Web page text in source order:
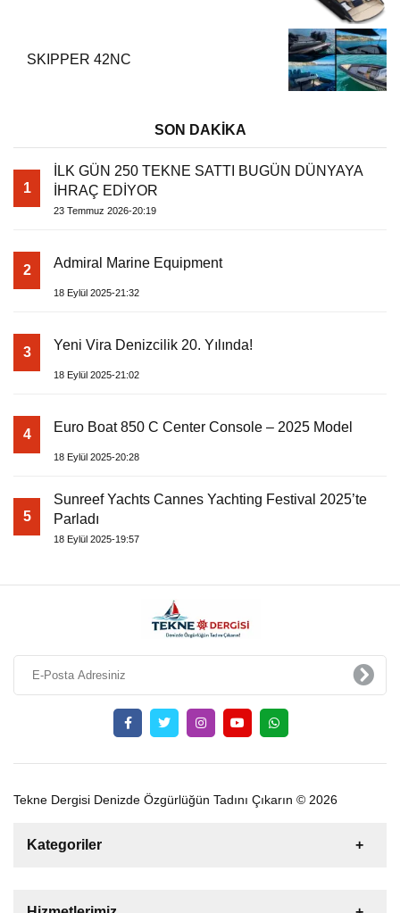
SKIPPER 42NC
SON DAKİKA
1
İLK GÜN 250 TEKNE SATTI BUGÜN DÜNYAYA
İHRAÇ EDİYOR
23 Temmuz 2026-20:19
2 Admiral Marine Equipment
18 Eylül 2025-21:32
3 Yeni Vira Denizcilik 20. Yılında!
18 Eylül 2025-21:02
4 Euro Boat 850 C Center Console – 2025 Model
18 Eylül 2025-20:28
5
Sunreef Yachts Cannes Yachting Festival 2025’te
Parladı
18 Eylül 2025-19:57
Tekne Dergisi Denizde Özgürlüğün Tadını Çıkarın © 2026
Kategoriler
Tekne